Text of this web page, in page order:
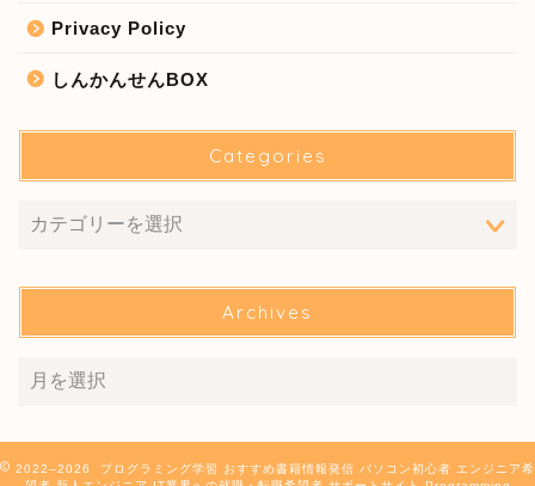
Privacy Policy
しんかんせんBOX
Categories
Archives
2022–2026 プログラミング学習 おすすめ書籍情報発信 パソコン初心者 エンジニア希